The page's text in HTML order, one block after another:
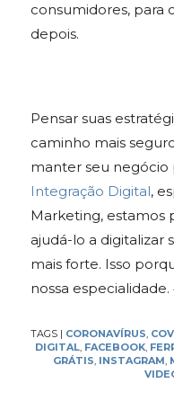
consumidores, para
depois.
Pensar suas
caminho mais
manter seu negócio
I ntegração Digital,
Marketing, estamos
ajudá-lo a digitalizar
mais forte. Isso
nossa especialidade.
TAGS| CORONAVÍRUS,
DIGITAL, FACEBOOK,
GRÁTIS, INSTAGRAM,